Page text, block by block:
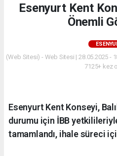
Esenyurt Kent
Önemli
(Web Sitesi) - Web Sitesi | 28.05.2025 -
7125+ kez
Esenyurt Kent Konseyi,
durumu için İBB
tamamlandı, ihale süreci